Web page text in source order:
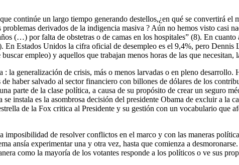
continúe un largo tiempo generando destellos,¿en qué se convertirá el
derivados de la indigencia masiva ? Aún no hemos visto casi
(…) por falta de obstetras o de camas en los hospitales” (8). En
En Estados Unidos la cifra oficial de desempleo es el 9,4%, pero Dennis
empleo) y aquellos que trabajan menos horas de las que
generalización de crisis, más o menos larvadas o en pleno desarrollo.
haber salvado al sector financiero con billones de dólares de los
parte de la clase política, a causa de su propósito de crear un seguro
instala es la asombrosa decisión del presidente Obama de excluir a la
de la Fox critica al Presidente y su gestión con un vocabulario
de resolver conflictos en el marco y con las maneras
ansía experimentar una y otra vez, hasta que comienza a
como la mayoría de los votantes responde a los políticos o ve sus